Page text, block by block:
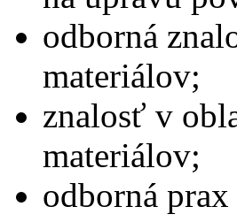
odborná
materiálov;
znalosť v
materiálov;
odborná